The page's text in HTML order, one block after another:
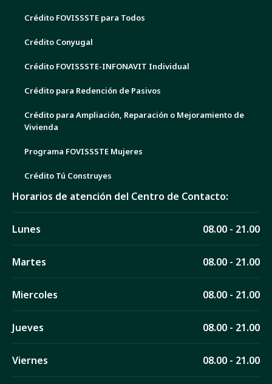
Crédito FOVISSSTE para Todos
Crédito Conyugal
Crédito FOVISSSTE-INFONAVIT Individual
Crédito para Redención de Pasivos
Crédito para Ampliación, Reparación o Mejoramiento de
Vivienda
Programa FOVISSSTE Mujeres
Crédito Tú Construyes
Horarios de atención del Centro de Contacto:
Lunes 08.00 - 21.00
Martes 08.00 - 21.00
Miercoles 08.00 - 21.00
Jueves 08.00 - 21.00
Viernes 08.00 - 21.00